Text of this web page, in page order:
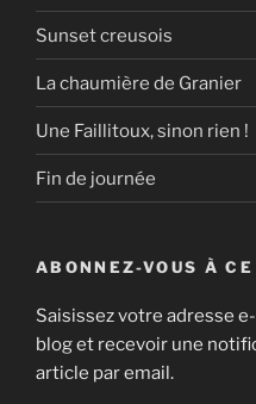
Sunset creusois
La chaumière de Granier
Une Faillitoux, sinon rien !
Fin de journée
ABONNEZ-VOUS À
Saisissez votre adresse
blog et recevoir une
article par email.